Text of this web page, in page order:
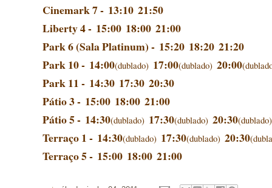
Cinemark 7 - 13:10 21:50
Liberty 4 - 15:00 18:00 21:00
Park 6 (Sala Platinum) - 15:20 18:20 21:20
Park 10 - 14:00(dublado) 17:00(dublado) 20:00
Park 11 - 14:30 17:30 20:30
Pátio 3 - 15:00 18:00 21:00
Pátio 5 - 14:30(dublado) 17:30(dublado) 20:30(dublado)
Terraço 1 - 14:30(dublado) 17:30(dublado) 20:30
Terraço 5 - 15:00 18:00 21:00